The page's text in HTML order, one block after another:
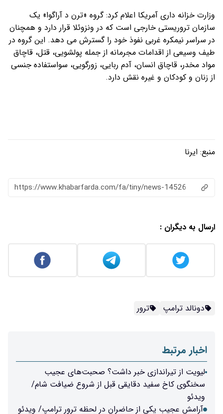
وزارت خزانه داری آمریکا اعلام کرد: گروه «ترن د آراگوا» یک
سازمان تروریستی خارجی است که در ونزوئلا قرار دارد و همچنان
در سراسر نیمکره غربی نفوذ خود را گسترش می دهد. این گروه در
طیف وسیعی از اقدامات مجرمانه از جمله پولشویی، قتل، قاچاق
مواد مخدر، قاچاق انسان، آدم ربایی، زورگویی، سواستفاده جنسی
از زنان و کودکان و غیره نقش دارد.
منبع: ایرنا
https://www.khabarfarda.com/fa/tiny/news-14526
ارسال به دیگران :
دونالد ترامپ ترور
اخبار مرتبط
لیویت از تیراندازی خبر داشت؟ صحبت‌های عجیب
سخنگوی کاخ سفید دقایقی قبل از شروع ضیافت شام/
ویدئو
آرامش عجیب یکی از حاضران در لحظه ترور ترامپ/ ویدئو